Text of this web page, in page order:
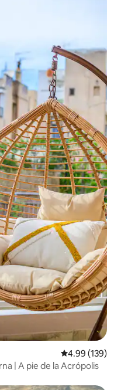
Calificación
4.99 (139)
| A pie de la Acrópolis